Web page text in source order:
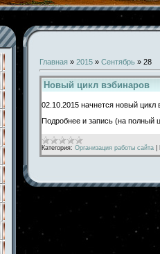
Главная » 2015 » Сентябрь » 28
Новый цикл вэбинаров
02.10.2015 начнется новый цикл
Подробнее и запись (на полный
Категория: Организация работы сайта